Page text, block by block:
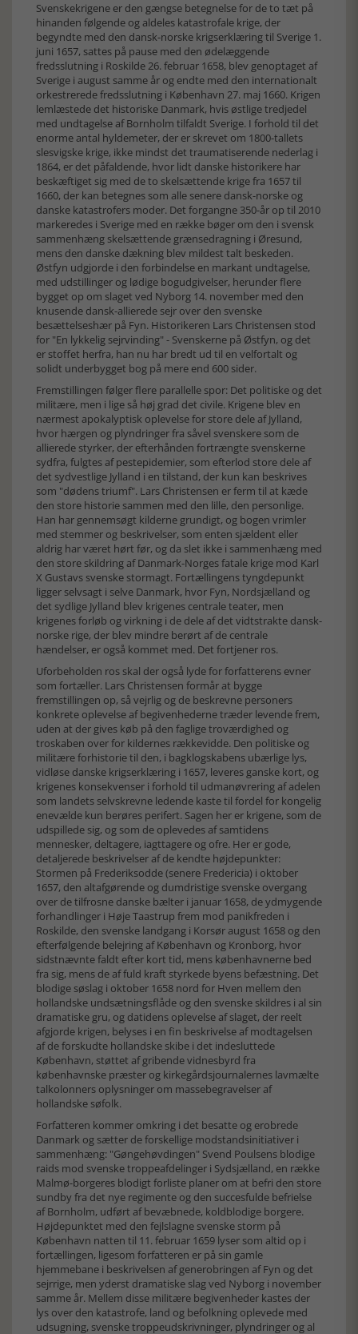
Svenskekrigene er den gængse betegnelse for de to tæt på
hinanden følgende og aldeles katastrofale krige, der
begyndte med den dansk-norske krigserklæring til Sverige 1.
juni 1657, sattes på pause med den ødelæggende
fredsslutning i Roskilde 26. februar 1658, blev genoptaget af
Sverige i august samme år og endte med den internationalt
orkestrerede fredsslutning i København 27. maj 1660. Krigen
lemlæstede det historiske Danmark, hvis østlige tredjedel
med undtagelse af Bornholm tilfaldt Sverige. I forhold til det
enorme antal hyldemeter, der er skrevet om 1800-tallets
slesvigske krige, ikke mindst det traumatiserende nederlag i
1864, er det påfaldende, hvor lidt danske historikere har
beskæftiget sig med de to skelsættende krige fra 1657 til
1660, der kan betegnes som alle senere dansk-norske og
danske katastrofers moder. Det forgangne 350-år op til 2010
markeredes i Sverige med en række bøger om den i svensk
sammenhæng skelsættende grænsedragning i Øresund,
mens den danske dækning blev mildest talt beskeden.
Østfyn udgjorde i den forbindelse en markant undtagelse,
med udstillinger og lødige bogudgivelser, herunder flere
bygget op om slaget ved Nyborg 14. november med den
knusende dansk-allierede sejr over den svenske
besættelseshær på Fyn. Historikeren Lars Christensen stod
for "En lykkelig sejrvinding" - Svenskerne på Østfyn, og det
er stoffet herfra, han nu har bredt ud til en velfortalt og
solidt underbygget bog på mere end 600 sider.
Fremstillingen følger flere parallelle spor: Det politiske og det
militære, men i lige så høj grad det civile. Krigene blev en
nærmest apokalyptisk oplevelse for store dele af Jylland,
hvor hærgen og plyndringer fra såvel svenskere som de
allierede styrker, der efterhånden fortrængte svenskerne
sydfra, fulgtes af pestepidemier, som efterlod store dele af
det sydvestlige Jylland i en tilstand, der kun kan beskrives
som "dødens triumf". Lars Christensen er ferm til at kæde
den store historie sammen med den lille, den personlige.
Han har gennemsøgt kilderne grundigt, og bogen vrimler
med stemmer og beskrivelser, som enten sjældent eller
aldrig har været hørt før, og da slet ikke i sammenhæng med
den store skildring af Danmark-Norges fatale krige mod Karl
X Gustavs svenske stormagt. Fortællingens tyngdepunkt
ligger selvsagt i selve Danmark, hvor Fyn, Nordsjælland og
det sydlige Jylland blev krigenes centrale teater, men
krigenes forløb og virkning i de dele af det vidtstrakte dansk-
norske rige, der blev mindre berørt af de centrale
hændelser, er også kommet med. Det fortjener ros.
Uforbeholden ros skal der også lyde for forfatterens evner
som fortæller. Lars Christensen formår at bygge
fremstillingen op, så vejrlig og de beskrevne personers
konkrete oplevelse af begivenhederne træder levende frem,
uden at der gives køb på den faglige troværdighed og
troskaben over for kildernes rækkevidde. Den politiske og
militære forhistorie til den, i bagklogskabens ubærlige lys,
vidløse danske krigserklæring i 1657, leveres ganske kort, og
krigenes konsekvenser i forhold til udmanøvrering af adelen
som landets selvskrevne ledende kaste til fordel for kongelig
enevælde kun berøres perifert. Sagen her er krigene, som de
udspillede sig, og som de oplevedes af samtidens
mennesker, deltagere, iagttagere og ofre. Her er gode,
detaljerede beskrivelser af de kendte højdepunkter:
Stormen på Frederiksodde (senere Fredericia) i oktober
1657, den altafgørende og dumdristige svenske overgang
over de tilfrosne danske bælter i januar 1658, de ydmygende
forhandlinger i Høje Taastrup frem mod panikfreden i
Roskilde, den svenske landgang i Korsør august 1658 og den
efterfølgende belejring af København og Kronborg, hvor
sidstnævnte faldt efter kort tid, mens københavnerne bed
fra sig, mens de af fuld kraft styrkede byens befæstning. Det
blodige søslag i oktober 1658 nord for Hven mellem den
hollandske undsætningsflåde og den svenske skildres i al sin
dramatiske gru, og datidens oplevelse af slaget, der reelt
afgjorde krigen, belyses i en fin beskrivelse af modtagelsen
af de forskudte hollandske skibe i det indesluttede
København, støttet af gribende vidnesbyrd fra
københavnske præster og kirkegårdsjournalernes lavmælte
talkolonners oplysninger om massebegravelser af
hollandske søfolk.
Forfatteren kommer omkring i det besatte og erobrede
Danmark og sætter de forskellige modstandsinitiativer i
sammenhæng: "Gøngehøvdingen" Svend Poulsens blodige
raids mod svenske troppeafdelinger i Sydsjælland, en række
Malmø-borgeres blodigt forliste planer om at befri den store
sundby fra det nye regimente og den succesfulde befrielse
af Bornholm, udført af bevæbnede, koldblodige borgere.
Højdepunktet med den fejlslagne svenske storm på
København natten til 11. februar 1659 lyser som altid op i
fortællingen, ligesom forfatteren er på sin gamle
hjemmebane i beskrivelsen af generobringen af Fyn og det
sejrrige, men yderst dramatiske slag ved Nyborg i november
samme år. Mellem disse militære begivenheder kastes der
lys over den katastrofe, land og befolkning oplevede med
udsugning, svenske troppeudskrivninger, plyndringer og al